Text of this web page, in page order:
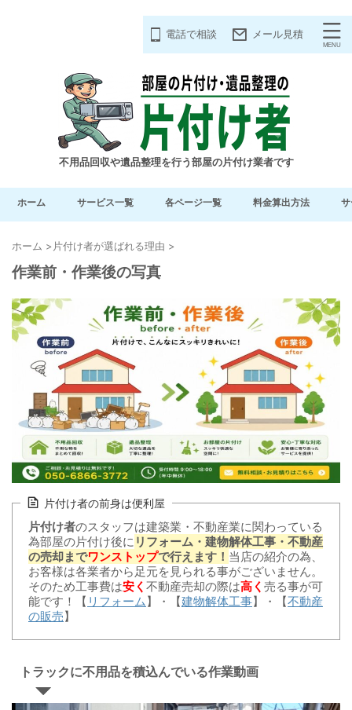
電話で相談 メール見積
不用品回収や遺品整理を行う部屋の片付け業者です
ホーム サービス一覧 各ページ一覧 料金算出方法
ホーム >片付け者が選ばれる理由 >
作業前・作業後の写真
片付け者の前身は便利屋
片付け者のスタッフは建築業・不動産業に関わっている
為部屋の片付け後に リフォーム・建物解体工事・不動産
の売却までワンストップで行えます！ 当店の紹介の為、
お客様は各業者から足元を見られる事がございません。
そのため工事費は安く 不動産売却の際は高く 売る事が可
能です！【 リフォーム】・【建物解体工事】・【不動産
の販売】
トラックに不用品を積込んでいる作業動画